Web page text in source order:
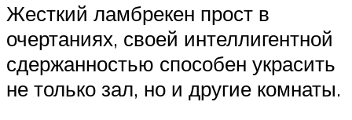
Жесткий ламбрекен прост в
очертаниях, своей интеллигентной
сдержанностью способен украсить
не только зал, но и другие комнаты.